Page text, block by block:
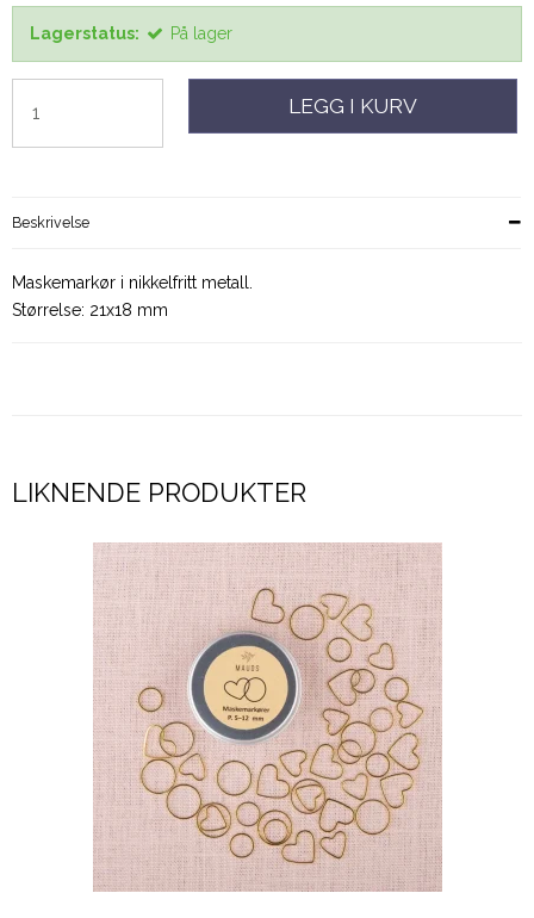
Lagerstatus: På lager
LEGG I KURV
Beskrivelse
Maskemarkør i nikkelfritt metall.
Størrelse: 21x18 mm
LIKNENDE PRODUKTER